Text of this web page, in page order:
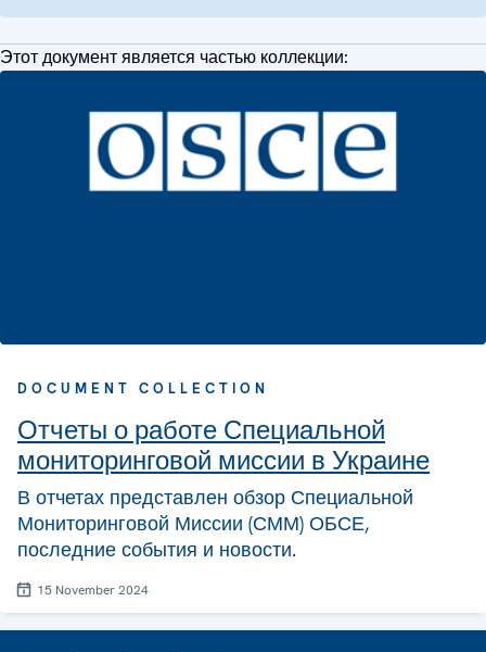
Этот документ является частью коллекции:
DOCUMENT COLLECTION
Отчеты о работе Специальной
мониторинговой миссии в Украине
В отчетах представлен обзор Специальной
Мониторинговой Миссии (СММ) ОБСЕ,
последние события и новости.
15 November 2024